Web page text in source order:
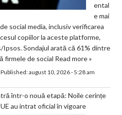
ental
e mai
social media, inclusiv verificarea
copiilor la aceste platforme,
Sondajul arată că 61% dintre
firmele de social Read more »
Published:august 10, 2026 - 5:28 am
într-o nouă etapă: Noile cerințe
au intrat oficial în vigoare